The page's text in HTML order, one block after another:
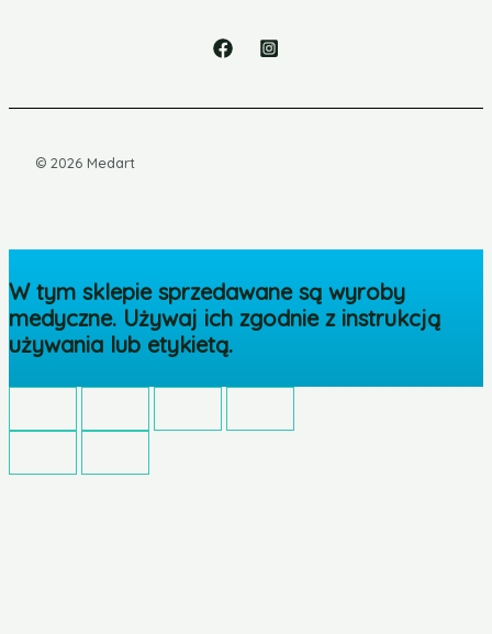
© 2026 Medart
W tym sklepie sprzedawane są wyroby
medyczne. Używaj ich zgodnie z instrukcją
używania lub etykietą.